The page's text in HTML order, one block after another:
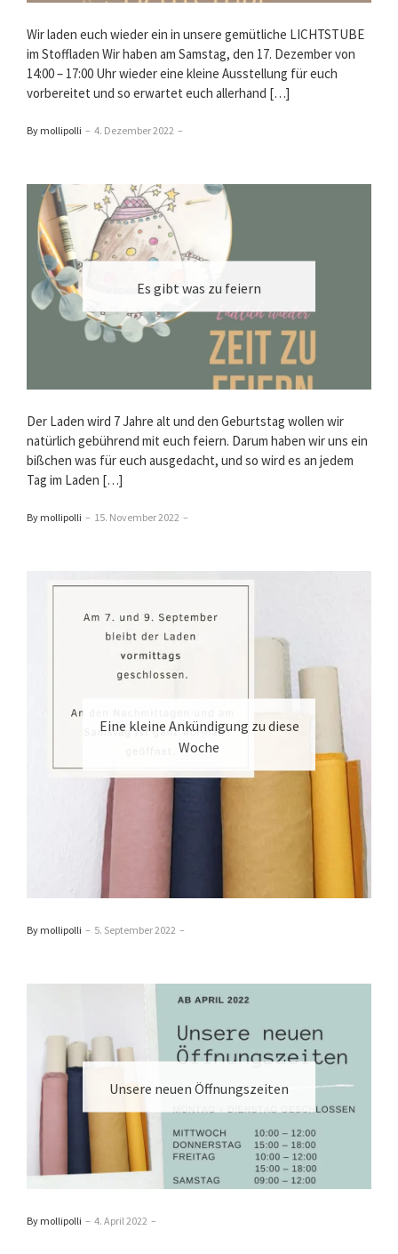
Wir laden euch wieder ein in unsere gemütliche LICHTSTUBE
im Stoffladen Wir haben am Samstag, den 17. Dezember von
14:00 – 17:00 Uhr wieder eine kleine Ausstellung für euch
vorbereitet und so erwartet euch allerhand […]
By mollipolli – 4. Dezember 2022 –
Es gibt was zu feiern
Der Laden wird 7 Jahre alt und den Geburtstag wollen wir
natürlich gebührend mit euch feiern. Darum haben wir uns ein
bißchen was für euch ausgedacht, und so wird es an jedem
Tag im Laden […]
By mollipolli – 15. November 2022 –
Eine kleine Ankündigung zu diese
Woche
By mollipolli – 5. September 2022 –
Unsere neuen Öffnungszeiten
By mollipolli – 4. April 2022 –